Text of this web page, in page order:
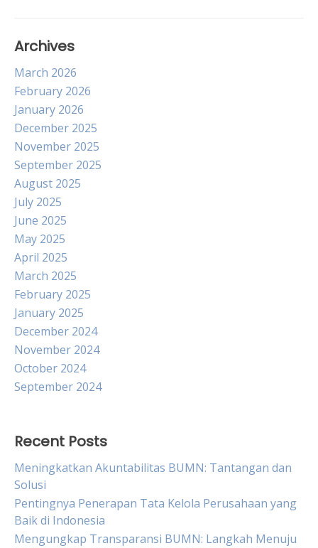
Archives
March 2026
February 2026
January 2026
December 2025
November 2025
September 2025
August 2025
July 2025
June 2025
May 2025
April 2025
March 2025
February 2025
January 2025
December 2024
November 2024
October 2024
September 2024
Recent Posts
Meningkatkan Akuntabilitas BUMN: Tantangan dan
Solusi
Pentingnya Penerapan Tata Kelola Perusahaan yang
Baik di Indonesia
Mengungkap Transparansi BUMN: Langkah Menuju